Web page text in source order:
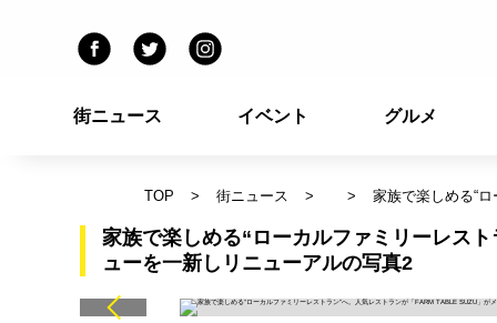
街ニュース イベント グルメ
TOP 街ニュース 家族で楽しめる“
家族で楽しめる“ローカルファミリーレス
ューを一新しリニューアルの写真2